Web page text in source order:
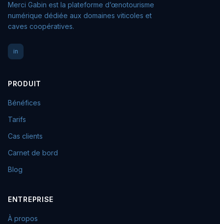
Merci Gabin est la plateforme d’œnotourisme
numérique dédiée aux domaines viticoles et
caves coopératives.
in
PRODUIT
Bénéfices
Tarifs
Cas clients
Carnet de bord
Blog
ENTREPRISE
À propos